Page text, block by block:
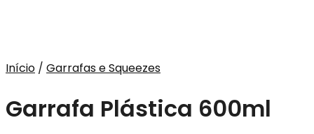
Início / Garrafas e Squeezes
Garrafa Plástica 600ml